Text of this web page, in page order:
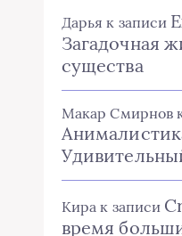
Дарья к записи
Загадочная
существа
Макар Смирнов
Кира к записи
время